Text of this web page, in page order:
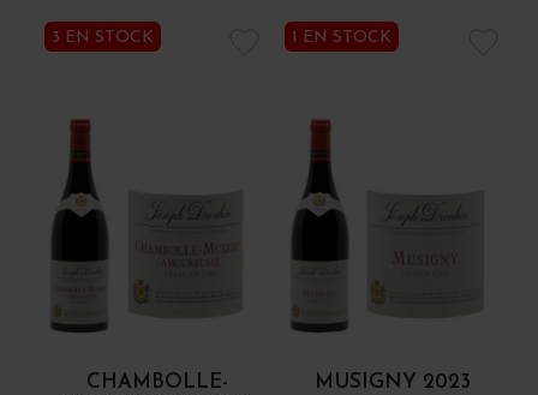
3 EN STOCK
CHAMBOLLE-
1 EN STOCK
MUSIGNY 2023